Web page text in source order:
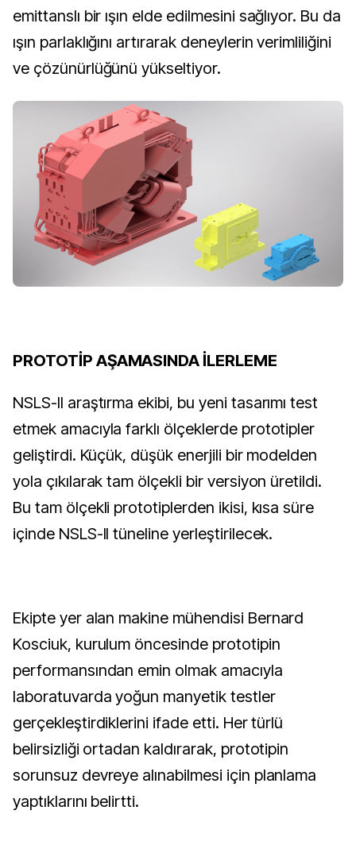
emittanslı bir ışın elde edilmesini sağlıyor. Bu da
ışın parlaklığını artırarak deneylerin verimliliğini
ve çözünürlüğünü yükseltiyor.
PROTOTİP AŞAMASINDA İLERLEME
NSLS-II araştırma ekibi, bu yeni tasarımı test
etmek amacıyla farklı ölçeklerde prototipler
geliştirdi. Küçük, düşük enerjili bir modelden
yola çıkılarak tam ölçekli bir versiyon üretildi.
Bu tam ölçekli prototiplerden ikisi, kısa süre
içinde NSLS-II tüneline yerleştirilecek.
Ekipte yer alan makine mühendisi Bernard
Kosciuk, kurulum öncesinde prototipin
performansından emin olmak amacıyla
laboratuvarda yoğun manyetik testler
gerçekleştirdiklerini ifade etti. Her türlü
belirsizliği ortadan kaldırarak, prototipin
sorunsuz devreye alınabilmesi için planlama
yaptıklarını belirtti.